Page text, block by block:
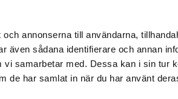
annonserna till användarna,
sådana identifierare och annan
samarbetar med. Dessa kan i sin tur
de har samlat in när du har använt